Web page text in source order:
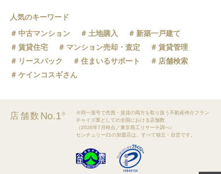
人気のキーワード
中古マンション
土地購入
新築一戸建て
賃貸住宅
マンション売却・査定
賃貸管理
リースバック
住まいるサポート
店舗検索
ケインコスギさん
店舗数 No.1※
※同一屋号で売買・賃貸の両方を取り扱う不動産仲介フラン
チャイズ業としての全国における店舗数
（2026年7月時点／東京商工リサーチ調べ）
センチュリー21の加盟店は、すべて独立・自営です。